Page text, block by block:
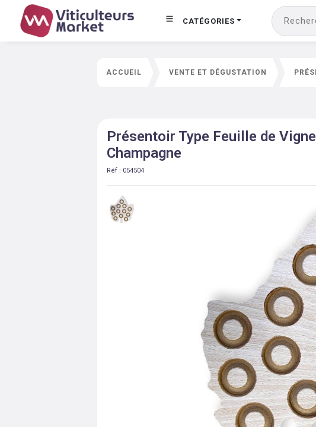
CATÉGORIES
ACCUEIL VENTE ET DÉGUSTATION
Présentoir Type Feuille de
Champagne
Réf : 054504